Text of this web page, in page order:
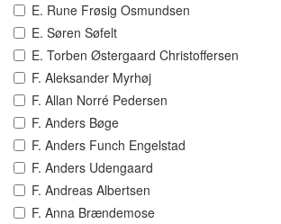
E. Rune Frøsig Osmundsen
E. Søren Søfelt
E. Torben Østergaard Christoffersen
F. Aleksander Myrhøj
F. Allan Norré Pedersen
F. Anders Bøge
F. Anders Funch Engelstad
F. Anders Udengaard
F. Andreas Albertsen
F. Anna Brændemose